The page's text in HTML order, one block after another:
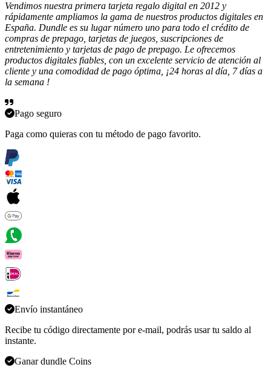
Vendimos nuestra primera tarjeta regalo digital en 2012 y
rápidamente ampliamos la gama de nuestros productos digitales en
España. Dundle es su lugar número uno para todo el crédito de
compras de prepago, tarjetas de juegos, suscripciones de
entretenimiento y tarjetas de pago de prepago. Le ofrecemos
productos digitales fiables, con un excelente servicio de atención al
cliente y una comodidad de pago óptima, ¡24 horas al día, 7 días a
la semana !
Pago seguro
Paga como quieras con tu método de pago favorito.
Envío instantáneo
Recibe tu código directamente por e-mail, podrás usar tu saldo al
instante.
Ganar dundle Coins